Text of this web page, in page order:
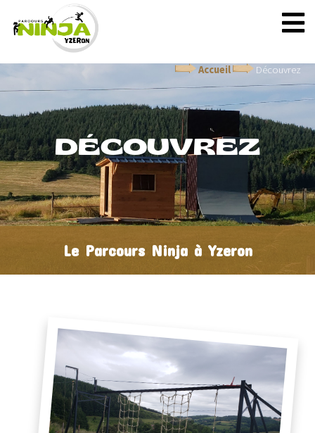
Accueil Découvrez
DÉCOUVREZ
Le Parcours Ninja à Yzeron